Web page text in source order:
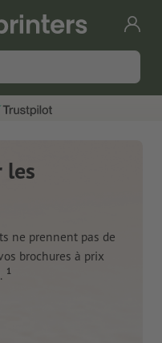
les
ne prennent pas de
brochures à prix
1